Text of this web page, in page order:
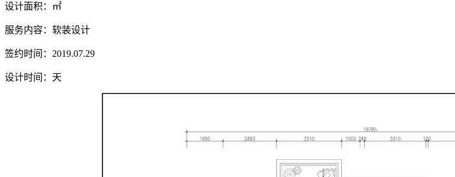
设计面积：㎡
服务内容：软装设计
签约时间：2019.07.29
设计时间：天